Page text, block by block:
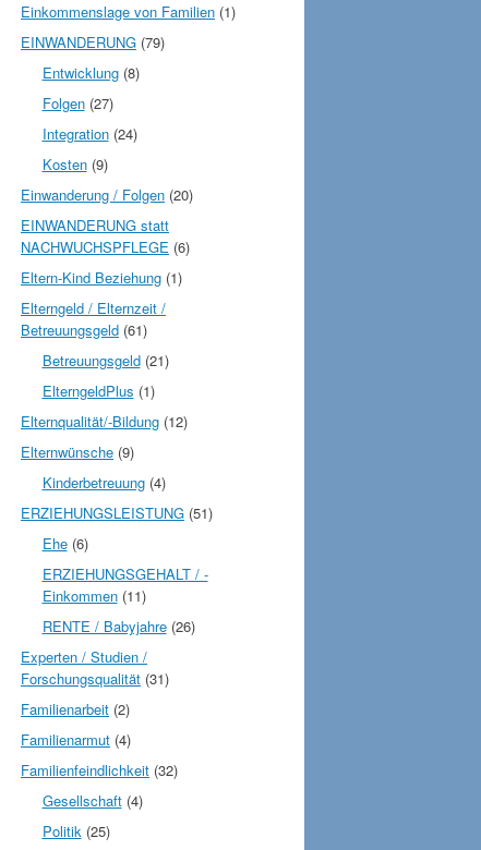
Einkommenslage von Familien (1)
EINWANDERUNG (79)
Entwicklung(8)
Folgen(27)
Integration(24)
Kosten(9)
Einwanderung / Folgen (20)
EINWANDERUNG statt
NACHWUCHSPFLEGE (6)
Eltern-Kind Beziehung (1)
Elterngeld / Elternzeit /
Betreuungsgeld (61)
Betreuungsgeld(21)
ElterngeldPlus (1)
Elternqualität/-Bildung (12)
Elternwünsche (9)
Kinderbetreuung(4)
ERZIEHUNGSLEISTUNG (51)
Ehe(6)
ERZIEHUNGSGEHALT / -
Einkommen(11)
RENTE / Babyjahre(26)
Experten / Studien /
Forschungsqualität (31)
Familienarbeit (2)
Familienarmut (4)
Familienfeindlichkeit (32)
Gesellschaft(4)
Politik(25)